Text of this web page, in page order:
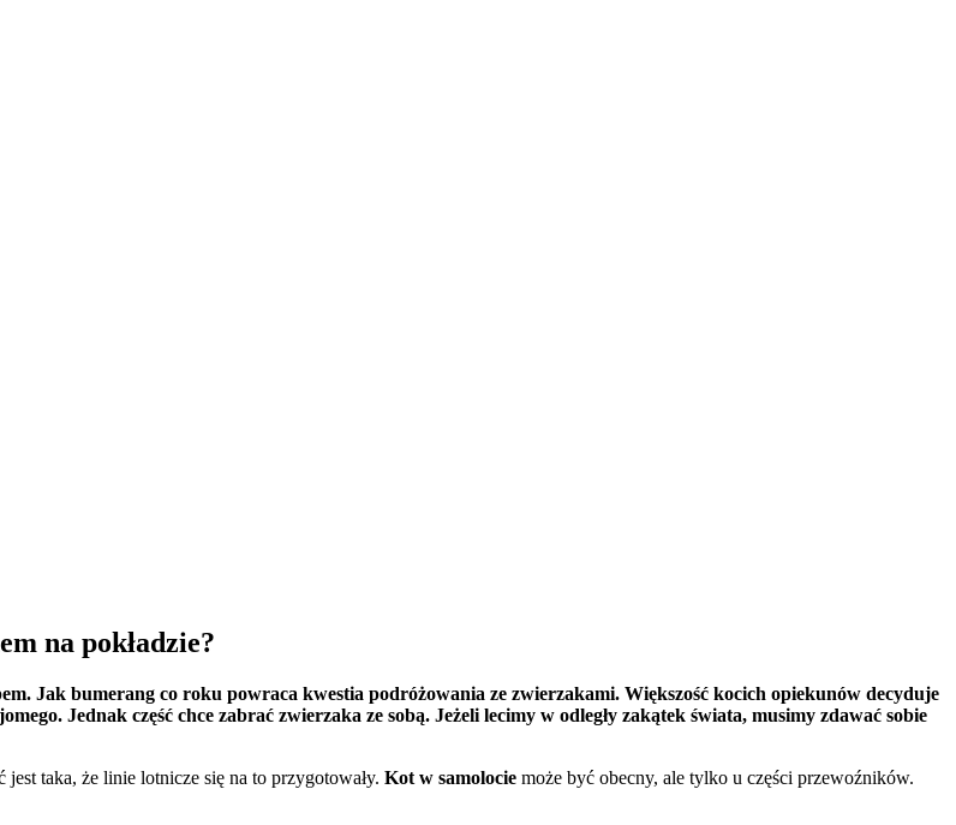
na pokładzie?
Jak bumerang co roku powraca kwestia podróżowania ze zwierzakami. Większość kocich opiekunów decyduje
Jednak część chce zabrać zwierzaka ze sobą. Jeżeli lecimy w odległy zakątek świata, musimy zdawać sobie
taka, że linie lotnicze się na to przygotowały. Kot w samolocie może być obecny, ale tylko u części przewoźników.
witryny, udostępniamy partnerom społecznościowym, reklamowym i analitycznym.
otrzymanymi od Ciebie lub uzyskanymi podczas korzystania z ich usług.